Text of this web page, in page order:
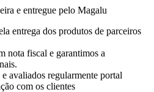
e entregue pelo Magalu
entrega dos produtos de parceiros
nota fiscal e garantimos a
avaliados regularmente portal
com os clientes